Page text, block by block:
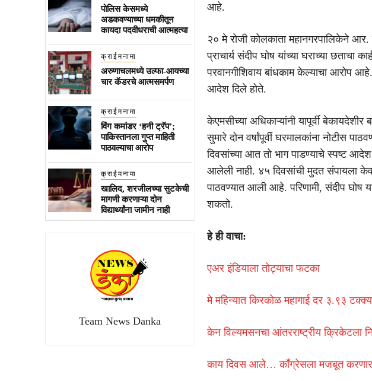
पोलिस केसमध्ये
अडकवण्याच्या धमकीतून
कायदा पदवीधराची आत्महत्या
क्राईमनामा
अरुणाचलमध्ये उल्फा-आयच्या
चार कॅडरचे आत्मसमर्पण
क्राईमनामा
विंग कमांडर ‘हनी ट्रॅप’;
पाकिस्तानला गुप्त माहिती
पाठवल्याचा आरोप
क्राईमनामा
खालिद, शरजीलच्या सुटकेची
मागणी करणाऱ्या दोन
विद्यार्थ्यांना जामीन नाही
Team News Danka
आहे.
२० मे रोजी कोलकाता महानगरपालिकेने
प्राचार्य संदीप घोष यांच्या घराच्या छताचा
परवानगीशिवाय बांधकाम केल्याचा आरोप
आदेश दिले होते.
केएमसीच्या अधिकाऱ्यांनी यापूर्वी बेकायदेशीर
सुमारे दोन वर्षांपूर्वी घरमालकांना नोटीस
दिवसांच्या आत तो भाग पाडण्याचे स्पष्ट
आलेली नाही. ४५ दिवसांची मुदत संपायला
पाठवण्यात आली आहे. परिणामी, संदीप घोष
शकतो.
हे ही वाचा:
एअर इंडियाला तोट्याचा फटका
मे महिन्यात किरकोळ महागाई दर ३.९३
केन विल्यमसनचा आंतरराष्ट्रीय क्रिकेटला
काय दिवस आले… काँग्रेसला मजबूत करणार